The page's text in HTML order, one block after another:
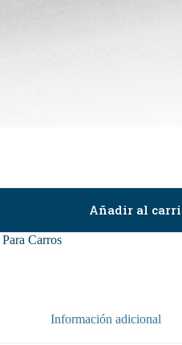
Añadir al
Carros
Información adicional